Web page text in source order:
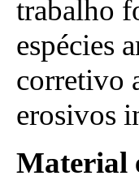
trabalho
espécies
corretivo
erosivos
Material